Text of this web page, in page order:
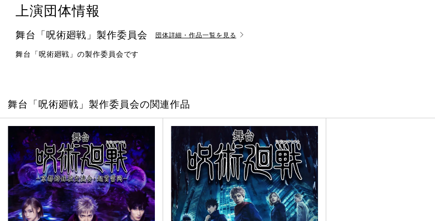
上演団体情報
舞台「呪術廻戦」製作委員会 団体詳細・作品一覧を見る
舞台「呪術廻戦」の製作委員会です
舞台「呪術廻戦」製作委員会の関連作品